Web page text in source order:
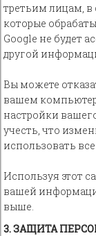
третьим лицам, в
которые
Google не будет
другой
Вы можете
вашем
настройки
учесть, что
использовать
Используя этот
вашей
выше.
3. ЗАЩИТА